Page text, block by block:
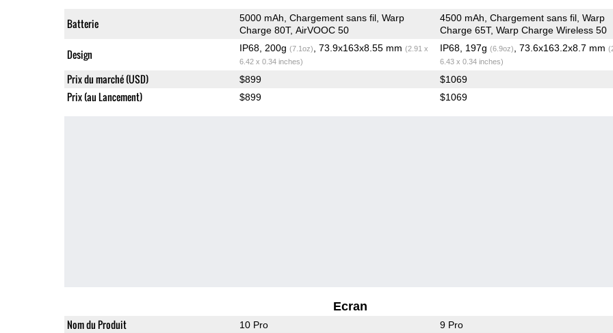
Batterie
5000 mAh, Chargement sans fil, Warp
Charge 80T, AirVOOC 50
4500 mAh, Chargement sans fil, Warp
Charge 65T, Warp Charge Wireless 50
Design IP68, 200g (7.1oz) , 73.9x163x8.55 mm (2.91 x
6.42 x 0.34 inches)
IP68, 197g (6.9oz) , 73.6x163.2x8.7 mm
6.43 x 0.34 inches)
Prix du marché (USD) $899 $1069
Prix (au Lancement) $899 $1069
Ecran
Nom du Produit 10 Pro 9 Pro